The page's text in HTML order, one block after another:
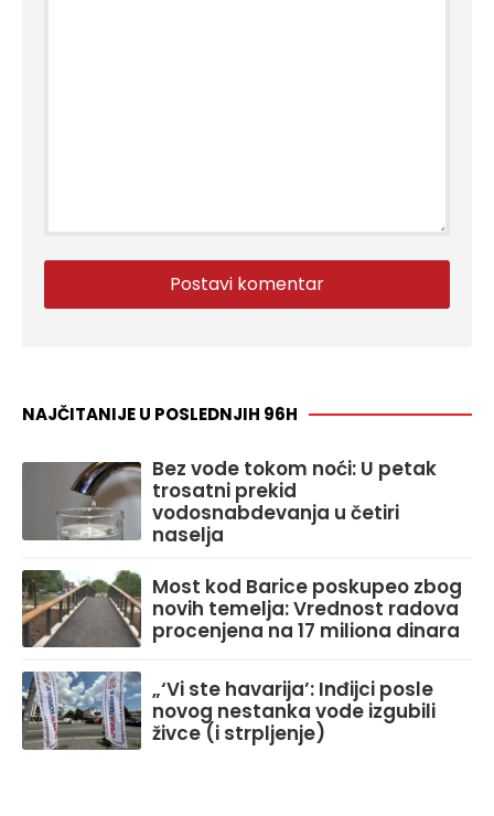
NAJČITANIJE U POSLEDNJIH 96H
Bez vode tokom noći: U petak
trosatni prekid
vodosnabdevanja u četiri
naselja
Most kod Barice poskupeo zbog
novih temelja: Vrednost radova
procenjena na 17 miliona dinara
„‘Vi ste havarija’: Inđijci posle
novog nestanka vode izgubili
živce (i strpljenje)